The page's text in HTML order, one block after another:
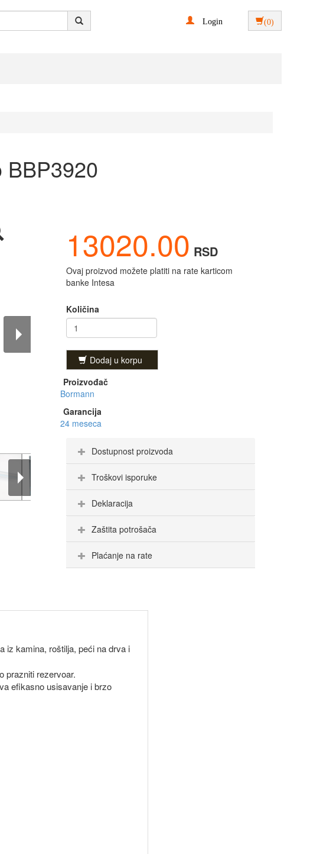
Login (0)
BBP3920
13020.00 RSD
Ovaj proizvod možete platiti na rate karticom
banke Intesa
Količina
Dodaj u korpu
Proizvođač
Bormann
Garancija
24 meseca
Dostupnost proizvoda
Troškovi isporuke
Deklaracija
Zaštita potrošača
Plaćanje na rate
iz kamina, roštilja, peći na drva i
prazniti rezervoar.
efikasno usisavanje i brzo